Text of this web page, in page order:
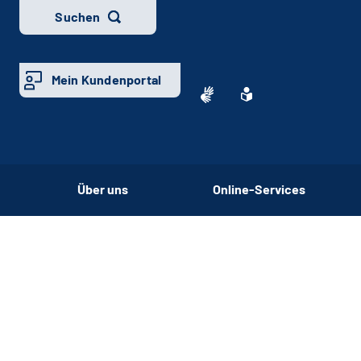
Suchen
Mein Kundenportal
Über uns Online-Services